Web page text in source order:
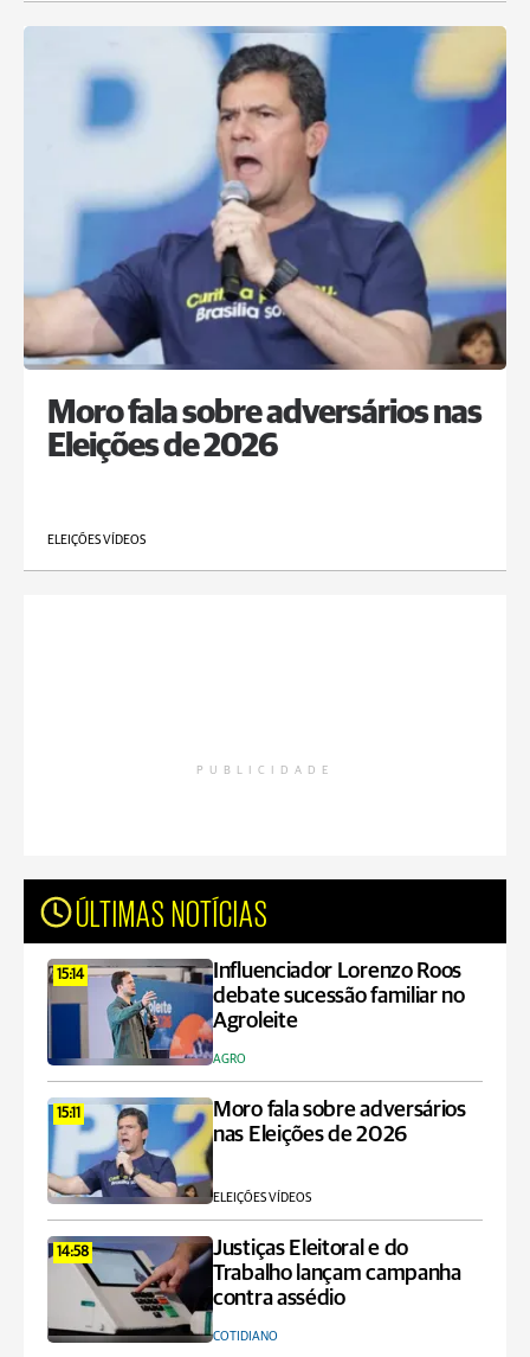
Moro fala sobre adversários nas
Eleições de 2026
ELEIÇÕES VÍDEOS
PUBLICIDADE
ÚLTIMAS NOTÍCIAS
15:14
Influenciador Lorenzo Roos
debate sucessão familiar no
Agroleite
AGRO
15:11
Moro fala sobre adversários
nas Eleições de 2026
ELEIÇÕES VÍDEOS
14:58
Justiças Eleitoral e do
Trabalho lançam campanha
contra assédio
COTIDIANO